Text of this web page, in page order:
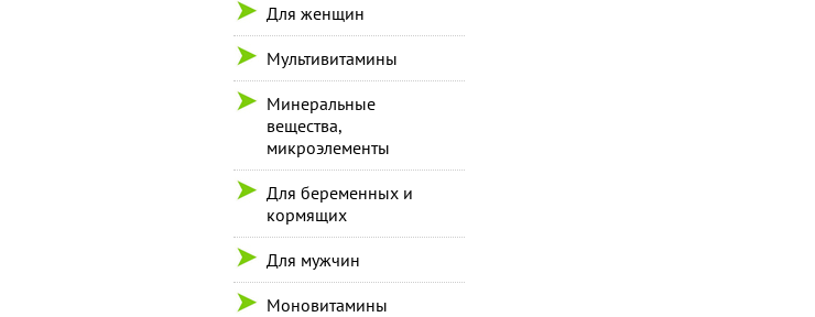
Для женщин
Мультивитамины
Минеральные
вещества,
микроэлементы
Для беременных и
кормящих
Для мужчин
Моновитамины